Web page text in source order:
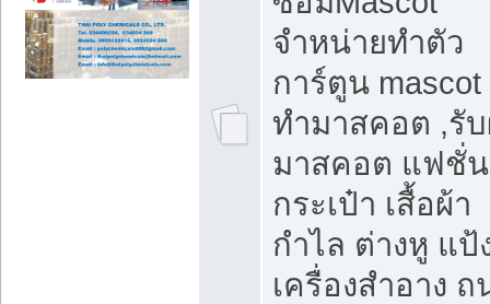
จำหน่ายทำตัว
การ์ตูน mascot
ทำมาสคอต ,รั
มาสคอต แฟชั่น
กระเป๋า เสื้อผ้า
กำไล ต่างหู แป้
เครื่องสำอาง